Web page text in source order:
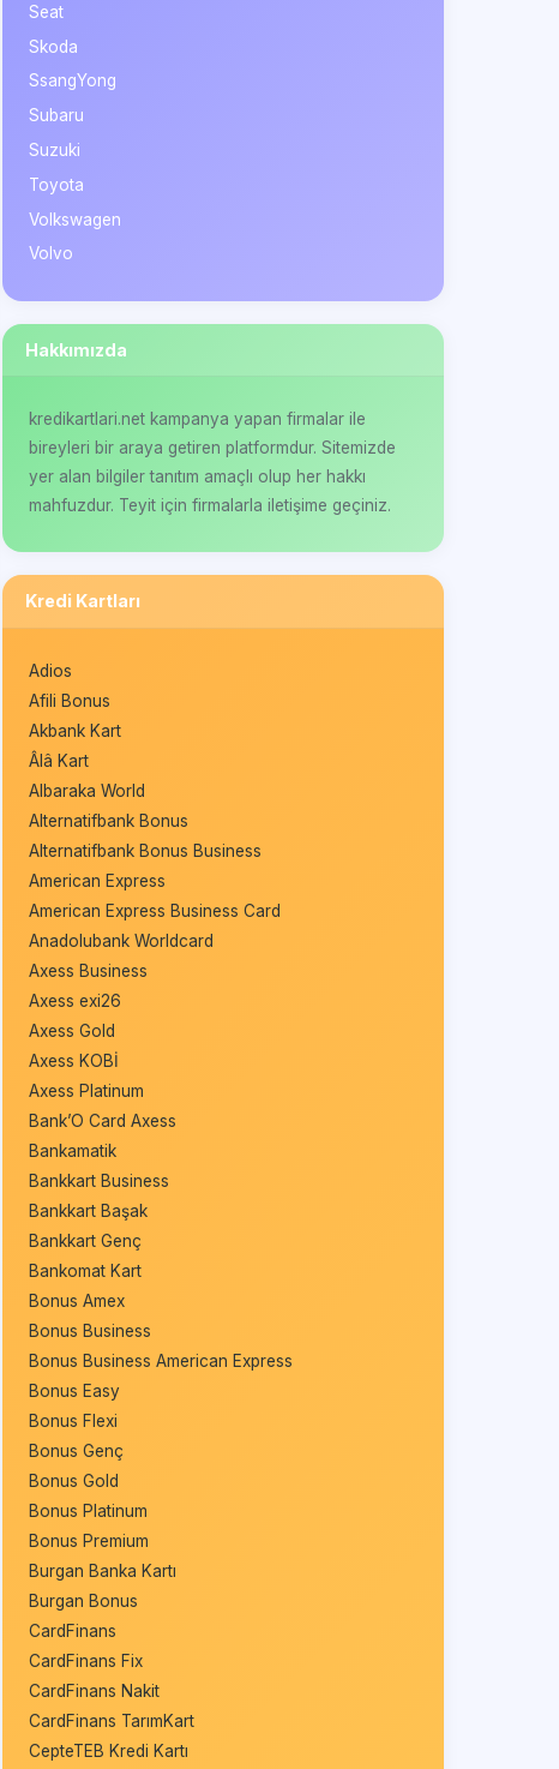
Seat
Skoda
SsangYong
Subaru
Suzuki
Toyota
Volkswagen
Volvo
Hakkımızda
kredikartlari.net kampanya yapan firmalar ile
bireyleri bir araya getiren platformdur. Sitemizde
yer alan bilgiler tanıtım amaçlı olup her hakkı
mahfuzdur. Teyit için firmalarla iletişime geçiniz.
Kredi Kartları
Adios
Afili Bonus
Akbank Kart
Âlâ Kart
Albaraka World
Alternatifbank Bonus
Alternatifbank Bonus Business
American Express
American Express Business Card
Anadolubank Worldcard
Axess Business
Axess exi26
Axess Gold
Axess KOBİ
Axess Platinum
Bank’O Card Axess
Bankamatik
Bankkart Business
Bankkart Başak
Bankkart Genç
Bankomat Kart
Bonus Amex
Bonus Business
Bonus Business American Express
Bonus Easy
Bonus Flexi
Bonus Genç
Bonus Gold
Bonus Platinum
Bonus Premium
Burgan Banka Kartı
Burgan Bonus
CardFinans
CardFinans Fix
CardFinans Nakit
CardFinans TarımKart
CepteTEB Kredi Kartı